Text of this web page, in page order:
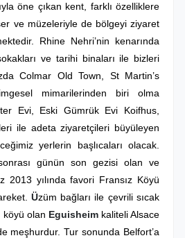
öne çıkan kent, farklı özelliklere
ve müzeleriyle de bölgeyi ziyaret
Rhine Nehri’nin kenarında
ve tarihi binaları ile bizleri
Colmar Old Town, St Martin’s
mimarilerinden biri olma
Evi, Eski Gümrük Evi Koifhus,
ile adeta ziyaretçileri büyüleyen
yerlerin başlıcaları olacak.
günün son gezisi olan ve
2013 yılında favori Fransız Köyü
Üzüm bağları ile çevrili sıcak
köyü olan Eguisheimkaliteli Alsace
meşhurdur. Tur sonunda Belfort’a